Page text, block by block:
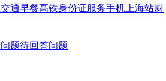
交通早餐高铁身份证服务手机 上海站厨
题待回答问题